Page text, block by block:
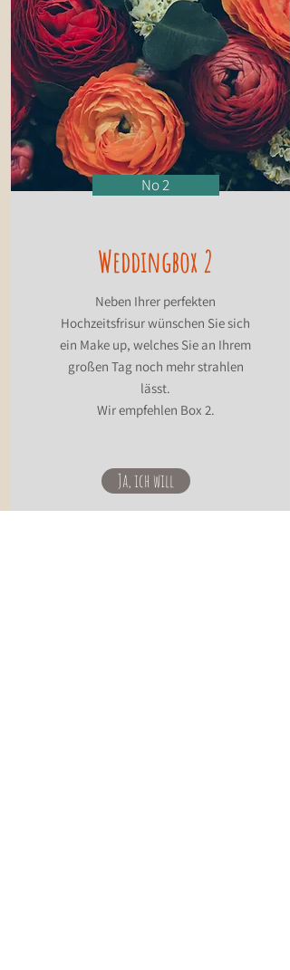
No 2
Weddingbox 2
Neben Ihrer perfekten
Hochzeitsfrisur wünschen Sie sich
ein Make up, welches Sie an Ihrem
großen Tag noch mehr strahlen
lässt.
Wir empfehlen Box 2.
Ja, ich will